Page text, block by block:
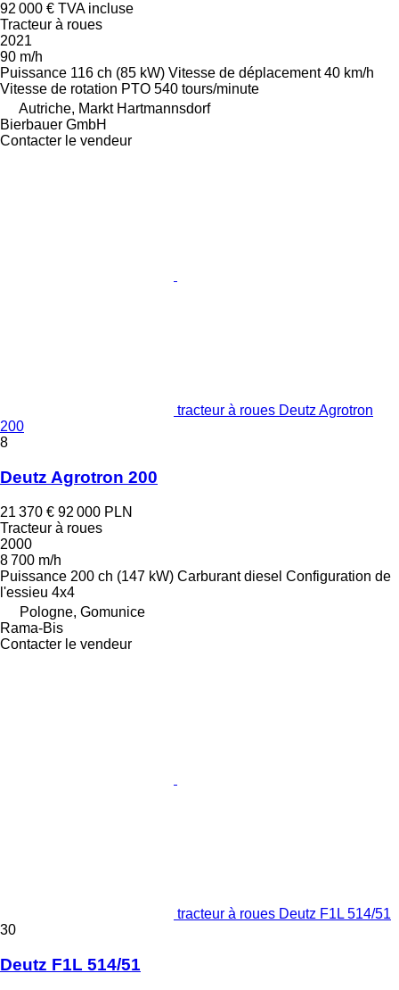
92 000 € TVA incluse
Tracteur à roues
2021
90 m/h
Puissance 116 ch (85 kW) Vitesse de déplacement 40 km/h
Vitesse de rotation PTO 540 tours/minute
Autriche, Markt Hartmannsdorf
Bierbauer GmbH
Contacter le vendeur
tracteur à roues Deutz Agrotron
200
8
Deutz Agrotron 200
21 370 € 92 000 PLN
Tracteur à roues
2000
8 700 m/h
Puissance 200 ch (147 kW) Carburant diesel Configuration de
l'essieu 4x4
Pologne, Gomunice
Rama-Bis
Contacter le vendeur
tracteur à roues Deutz F1L 514/51
30
Deutz F1L 514/51